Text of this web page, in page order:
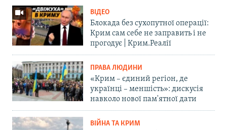
ВІДЕО
Блокада без сухопутної операції:
Крим сам себе не заправить і не
прогодує | Крим.Реалії
ПРАВА ЛЮДИНИ
«Крим – єдиний регіон, де
українці – меншість»: дискусія
навколо нової пам'ятної дати
ВІЙНА ТА КРИМ